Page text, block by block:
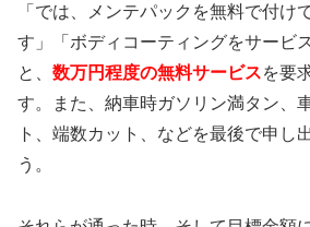
「では、メンテパックを無料で付け
す」「ボディコーティングをサービ
と、 数万円程度の無料サービスを要
す。また、納車時ガソリン満タン、
ト、端数カット、などを最後で申し
う。